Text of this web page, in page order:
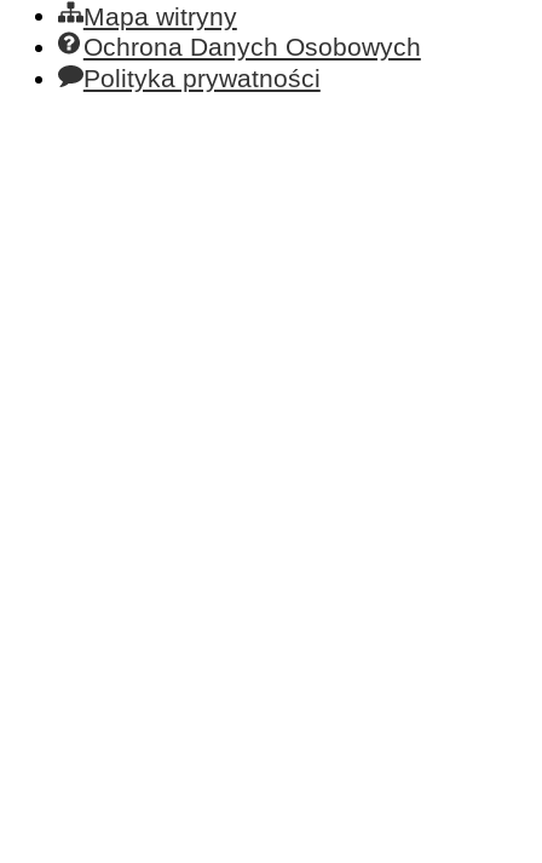
Mapa witryny
Ochrona Danych Osobowych
Polityka prywatności